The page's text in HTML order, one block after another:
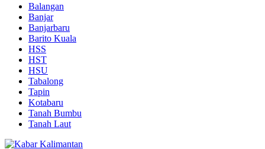
Balangan
Banjar
Banjarbaru
Barito Kuala
HSS
HST
HSU
Tabalong
Tapin
Kotabaru
Tanah Bumbu
Tanah Laut